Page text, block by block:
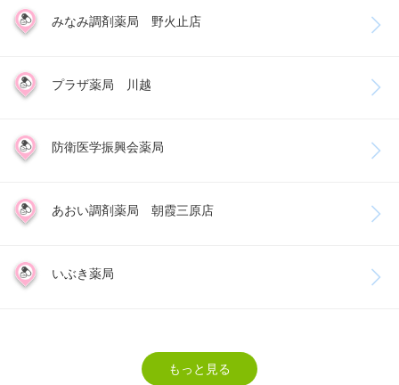
みなみ調剤薬局 野火止店
プラザ薬局 川越
防衛医学振興会薬局
あおい調剤薬局 朝霞三原店
いぶき薬局
もっと見る